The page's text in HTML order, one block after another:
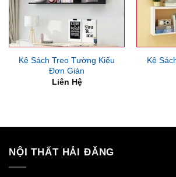
Kệ Sách Treo Tường Kiểu
Đơn Giản
Liên Hệ
Kệ
NỘI THẤT HẢI ĐĂNG